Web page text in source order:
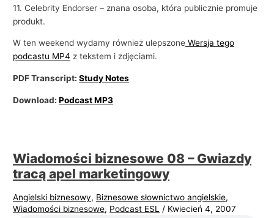
11. Celebrity Endorser – znana osoba, która publicznie promuje
produkt.
W ten weekend wydamy również ulepszone Wersja tego
podcastu MP4 z tekstem i zdjęciami.
PDF Transcript:Study Notes
Download:Podcast MP3
Wiadomości biznesowe 08 – Gwiazdy
tracą apel marketingowy
Angielski biznesowy, Biznesowe słownictwo angielskie,
Wiadomości biznesowe, Podcast ESL / Kwiecień 4, 2007